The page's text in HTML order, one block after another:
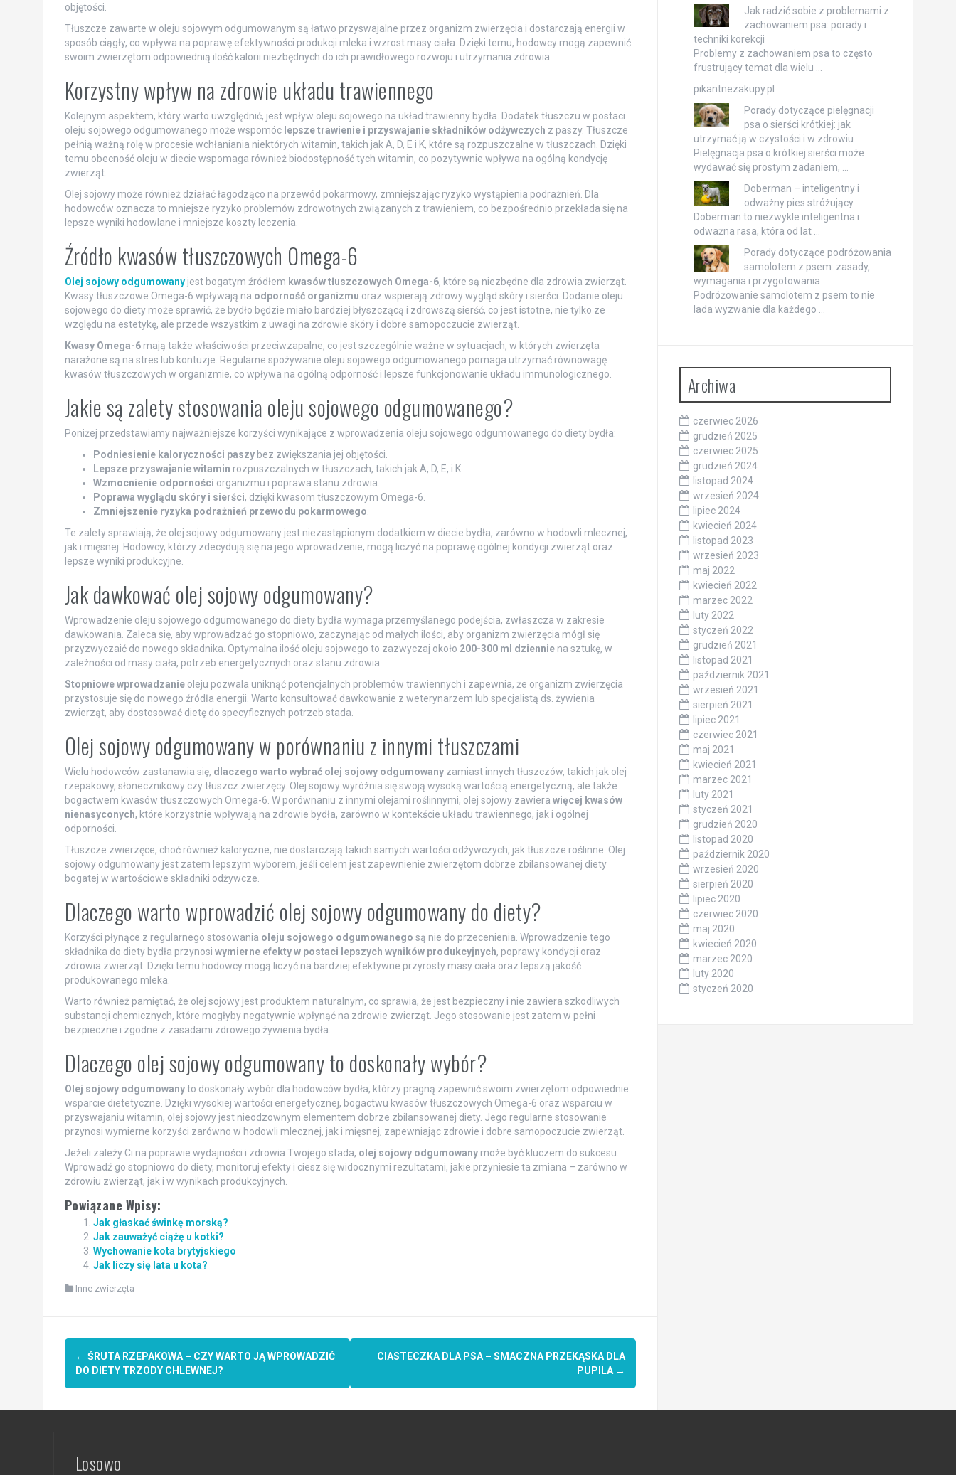
objętości.
Tłuszcze zawarte w oleju sojowym odgumowanym są łatwo przyswajalne przez organizm zwierzęcia i dostarczają energii w
sposób ciągły, co wpływa na poprawę efektywności produkcji mleka i wzrost masy ciała. Dzięki temu, hodowcy mogą zapewnić
swoim zwierzętom odpowiednią ilość kalorii niezbędnych do ich prawidłowego rozwoju i utrzymania zdrowia.
Korzystny wpływ na zdrowie układu trawiennego
Kolejnym aspektem, który warto uwzględnić, jest wpływ oleju sojowego na układ trawienny bydła. Dodatek tłuszczu w postaci
oleju sojowego odgumowanego może wspomóc lepsze trawienie i przyswajanie składników odżywczych z paszy. Tłuszcze
pełnią ważną rolę w procesie wchłaniania niektórych witamin, takich jak A, D, E i K, które są rozpuszczalne w tłuszczach. Dzięki
temu obecność oleju w diecie wspomaga również biodostępność tych witamin, co pozytywnie wpływa na ogólną kondycję
zwierząt.
Olej sojowy może również działać łagodząco na przewód pokarmowy, zmniejszając ryzyko wystąpienia podrażnień. Dla
hodowców oznacza to mniejsze ryzyko problemów zdrowotnych związanych z trawieniem, co bezpośrednio przekłada się na
lepsze wyniki hodowlane i mniejsze koszty leczenia.
Źródło kwasów tłuszczowych Omega-6
Olej sojowy odgumowanyjest bogatym źródłem kwasów tłuszczowych Omega-6, które są niezbędne dla zdrowia zwierząt.
Kwasy tłuszczowe Omega-6 wpływają na odporność organizmu oraz wspierają zdrowy wygląd skóry i sierści. Dodanie oleju
sojowego do diety może sprawić, że bydło będzie miało bardziej błyszczącą i zdrowszą sierść, co jest istotne, nie tylko ze
względu na estetykę, ale przede wszystkim z uwagi na zdrowie skóry i dobre samopoczucie zwierząt.
Kwasy Omega-6mają także właściwości przeciwzapalne, co jest szczególnie ważne w sytuacjach, w których zwierzęta
narażone są na stres lub kontuzje. Regularne spożywanie oleju sojowego odgumowanego pomaga utrzymać równowagę
kwasów tłuszczowych w organizmie, co wpływa na ogólną odporność i lepsze funkcjonowanie układu immunologicznego.
Jakie są zalety stosowania oleju sojowego odgumowanego?
Poniżej przedstawiamy najważniejsze korzyści wynikające z wprowadzenia oleju sojowego odgumowanego do diety bydła:
Podniesienie kaloryczności paszybez zwiększania jej objętości.
Lepsze przyswajanie witamin rozpuszczalnych w tłuszczach, takich jak A, D, E, i K.
Wzmocnienie odporności organizmu i poprawa stanu zdrowia.
Poprawa wyglądu skóry i sierści, dzięki kwasom tłuszczowym Omega-6.
Zmniejszenie ryzyka podrażnień przewodu pokarmowego.
Te zalety sprawiają, że olej sojowy odgumowany jest niezastąpionym dodatkiem w diecie bydła, zarówno w hodowli mlecznej,
jak i mięsnej. Hodowcy, którzy zdecydują się na jego wprowadzenie, mogą liczyć na poprawę ogólnej kondycji zwierząt oraz
lepsze wyniki produkcyjne.
Jak dawkować olej sojowy odgumowany?
Wprowadzenie oleju sojowego odgumowanego do diety bydła wymaga przemyślanego podejścia, zwłaszcza w zakresie
dawkowania. Zaleca się, aby wprowadzać go stopniowo, zaczynając od małych ilości, aby organizm zwierzęcia mógł się
przyzwyczaić do nowego składnika. Optymalna ilość oleju sojowego to zazwyczaj około 200-300 ml dzienniena sztukę, w
zależności od masy ciała, potrzeb energetycznych oraz stanu zdrowia.
Stopniowe wprowadzanieoleju pozwala uniknąć potencjalnych problemów trawiennych i zapewnia, że organizm zwierzęcia
przystosuje się do nowego źródła energii. Warto konsultować dawkowanie z weterynarzem lub specjalistą ds. żywienia
zwierząt, aby dostosować dietę do specyficznych potrzeb stada.
Olej sojowy odgumowany w porównaniu z innymi tłuszczami
Wielu hodowców zastanawia się, dlaczego warto wybrać olej sojowy odgumowanyzamiast innych tłuszczów, takich jak olej
rzepakowy, słonecznikowy czy tłuszcz zwierzęcy. Olej sojowy wyróżnia się swoją wysoką wartością energetyczną, ale także
bogactwem kwasów tłuszczowych Omega-6. W porównaniu z innymi olejami roślinnymi, olej sojowy zawiera więcej kwasów
nienasyconych, które korzystnie wpływają na zdrowie bydła, zarówno w kontekście układu trawiennego, jak i ogólnej
odporności.
Tłuszcze zwierzęce, choć również kaloryczne, nie dostarczają takich samych wartości odżywczych, jak tłuszcze roślinne. Olej
sojowy odgumowany jest zatem lepszym wyborem, jeśli celem jest zapewnienie zwierzętom dobrze zbilansowanej diety
bogatej w wartościowe składniki odżywcze.
Dlaczego warto wprowadzić olej sojowy odgumowany do diety?
Korzyści płynące z regularnego stosowania oleju sojowego odgumowanego są nie do przecenienia. Wprowadzenie tego
składnika do diety bydła przynosi wymierne efekty w postaci lepszych wyników produkcyjnych, poprawy kondycji oraz
zdrowia zwierząt. Dzięki temu hodowcy mogą liczyć na bardziej efektywne przyrosty masy ciała oraz lepszą jakość
produkowanego mleka.
Warto również pamiętać, że olej sojowy jest produktem naturalnym, co sprawia, że jest bezpieczny i nie zawiera szkodliwych
substancji chemicznych, które mogłyby negatywnie wpłynąć na zdrowie zwierząt. Jego stosowanie jest zatem w pełni
bezpieczne i zgodne z zasadami zdrowego żywienia bydła.
Dlaczego olej sojowy odgumowany to doskonały wybór?
Olej sojowy odgumowanyto doskonały wybór dla hodowców bydła, którzy pragną zapewnić swoim zwierzętom odpowiednie
wsparcie dietetyczne. Dzięki wysokiej wartości energetycznej, bogactwu kwasów tłuszczowych Omega-6 oraz wsparciu w
przyswajaniu witamin, olej sojowy jest nieodzownym elementem dobrze zbilansowanej diety. Jego regularne stosowanie
przynosi wymierne korzyści zarówno w hodowli mlecznej, jak i mięsnej, zapewniając zdrowie i dobre samopoczucie zwierząt.
Jeżeli zależy Ci na poprawie wydajności i zdrowia Twojego stada, olej sojowy odgumowanymoże być kluczem do sukcesu.
Wprowadź go stopniowo do diety, monitoruj efekty i ciesz się widocznymi rezultatami, jakie przyniesie ta zmiana – zarówno w
zdrowiu zwierząt, jak i w wynikach produkcyjnych.
Powiązane Wpisy:
Jak głaskać świnkę morską?
Jak zauważyć ciążę u kotki?
Wychowanie kota brytyjskiego
Jak liczy się lata u kota?
Inne zwierzęta
Post
navigation
← ŚRUTA RZEPAKOWA – CZY WARTO JĄ WPROWADZIĆ
DO DIETY TRZODY CHLEWNEJ?
CIASTECZKA DLA PSA – SMACZNA PRZEKĄSKA DLA
PUPILA →
Jak radzić sobie z problemami z
zachowaniem psa: porady i
techniki korekcji
Problemy z zachowaniem psa to często
frustrujący temat dla wielu …
pikantnezakupy.pl
Porady dotyczące pielęgnacji
psa o sierści krótkiej: jak
utrzymać ją w czystości i w zdrowiu
Pielęgnacja psa o krótkiej sierści może
wydawać się prostym zadaniem, …
Doberman – inteligentny i
odważny pies stróżujący
Doberman to niezwykle inteligentna i
odważna rasa, która od lat …
Porady dotyczące podróżowania
samolotem z psem: zasady,
wymagania i przygotowania
Podróżowanie samolotem z psem to nie
lada wyzwanie dla każdego …
Archiwa
czerwiec 2026
grudzień 2025
czerwiec 2025
grudzień 2024
listopad 2024
wrzesień 2024
lipiec 2024
kwiecień 2024
listopad 2023
wrzesień 2023
maj 2022
kwiecień 2022
marzec 2022
luty 2022
styczeń 2022
grudzień 2021
listopad 2021
październik 2021
wrzesień 2021
sierpień 2021
lipiec 2021
czerwiec 2021
maj 2021
kwiecień 2021
marzec 2021
luty 2021
styczeń 2021
grudzień 2020
listopad 2020
październik 2020
wrzesień 2020
sierpień 2020
lipiec 2020
czerwiec 2020
maj 2020
kwiecień 2020
marzec 2020
luty 2020
styczeń 2020
Losowo